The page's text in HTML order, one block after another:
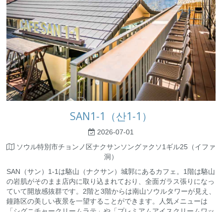
SAN1-1（산1-1）
2026-07-01
ソウル特別市チョンノ区ナクサンソングァクソ1ギル25（イファ
洞）
SAN（サン）1-1は駱山（ナクサン）城郭にあるカフェ。1階は駱山
の岩肌がそのまま店内に取り込まれており、全面ガラス張りになっ
ていて開放感抜群です。2階と3階からは南山ソウルタワーが見え、
鐘路区の美しい夜景を一望することができます。人気メニューは